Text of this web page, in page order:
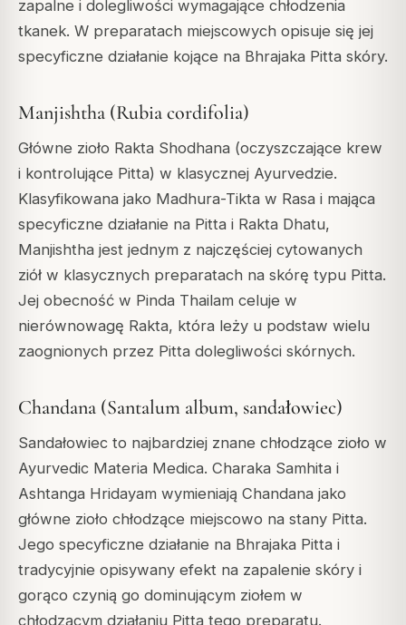
zapalne i dolegliwości wymagające chłodzenia
tkanek. W preparatach miejscowych opisuje się jej
specyficzne działanie kojące na Bhrajaka Pitta skóry.
Manjishtha (Rubia cordifolia)
Główne zioło Rakta Shodhana (oczyszczające krew
i kontrolujące Pitta) w klasycznej Ayurvedzie.
Klasyfikowana jako Madhura-Tikta w Rasa i mająca
specyficzne działanie na Pitta i Rakta Dhatu,
Manjishtha jest jednym z najczęściej cytowanych
ziół w klasycznych preparatach na skórę typu Pitta.
Jej obecność w Pinda Thailam celuje w
nierównowagę Rakta, która leży u podstaw wielu
zaognionych przez Pitta dolegliwości skórnych.
Chandana (Santalum album, sandałowiec)
Sandałowiec to najbardziej znane chłodzące zioło w
Ayurvedic Materia Medica. Charaka Samhita i
Ashtanga Hridayam wymieniają Chandana jako
główne zioło chłodzące miejscowo na stany Pitta.
Jego specyficzne działanie na Bhrajaka Pitta i
tradycyjnie opisywany efekt na zapalenie skóry i
gorąco czynią go dominującym ziołem w
chłodzącym działaniu Pitta tego preparatu.